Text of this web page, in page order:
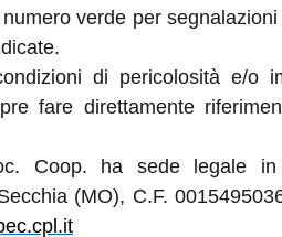
verde per
di pericolosità e/o
fare direttamente
Coop. ha sede legale
(MO), C.F.